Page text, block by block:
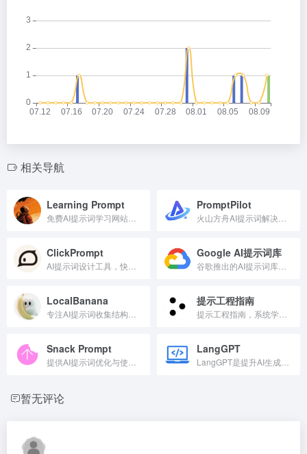
相关导航
Learning Prompt PromptPilot
ClickPrompt Google AI提示词库
LocalBanana 提示工程指南
Snack Prompt LangGPT
暂无评论